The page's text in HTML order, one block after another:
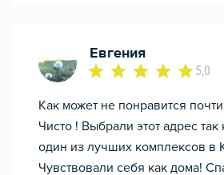
Евгения
5,0
Как может не понравится
Чисто ! Выбрали этот адрес
один из лучших комплексов в
Чувствовали себя как дома!